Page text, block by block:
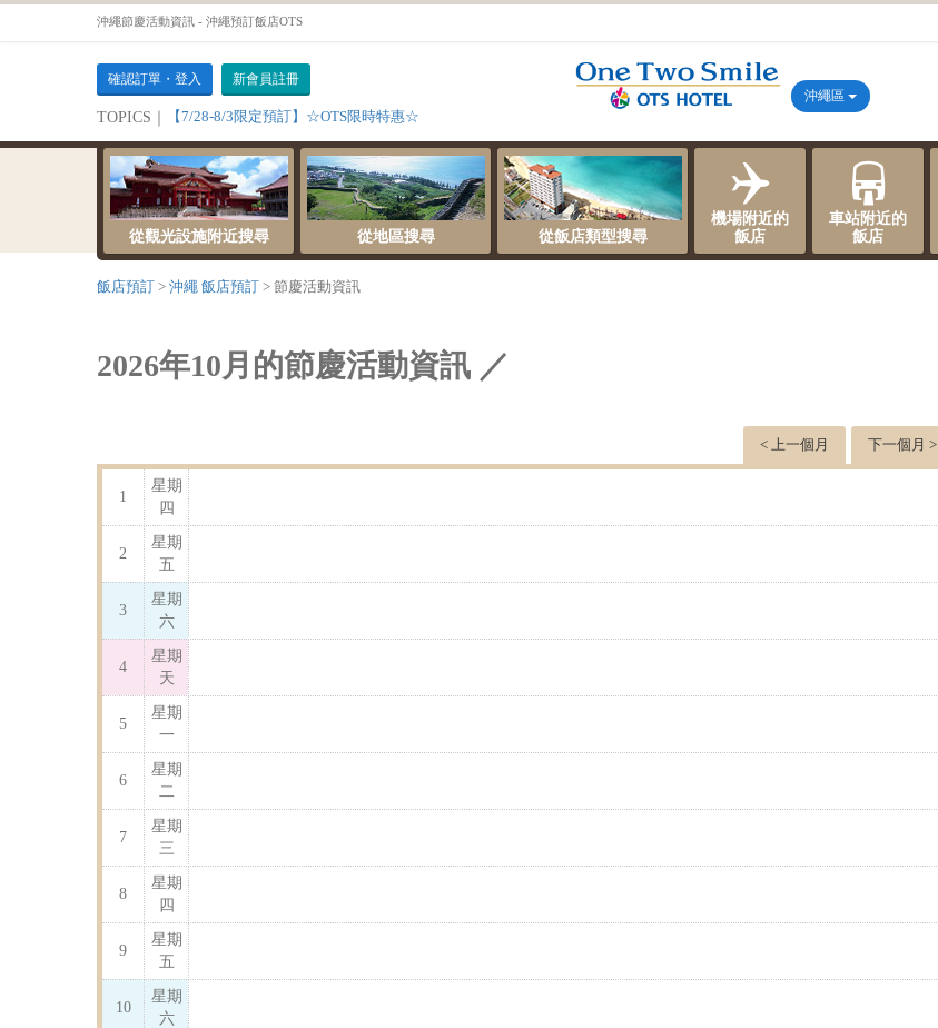
沖繩節慶活動資訊 - 沖繩預訂飯店OTS
確認訂單・登入 新會員註冊
TOPICS｜ 【7/28-8/3限定預訂】☆OTS限時特惠☆
沖繩區
從觀光設施附近搜尋 從地區搜尋 從飯店類型搜尋
機場附近的
飯店
車站附近的
飯店
飯店預訂 沖繩 飯店預訂 節慶活動資訊
2026年10月的節慶活動資訊 ／
下一個月 >
< 上一個月
1
星期
四
2
星期
五
3
星期
六
4
星期
天
5
星期
一
6
星期
二
7
星期
三
8
星期
四
9
星期
五
10
星期
六